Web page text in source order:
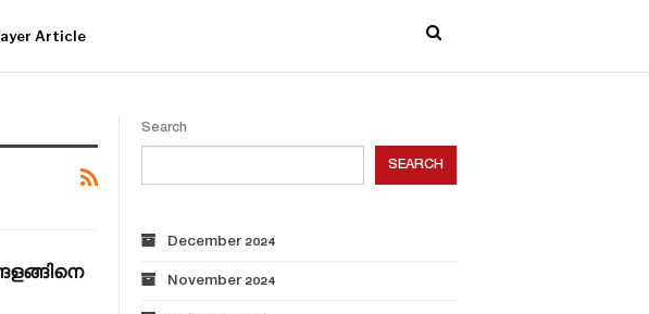
Article
Search
SEARCH
December 2024
November 2024